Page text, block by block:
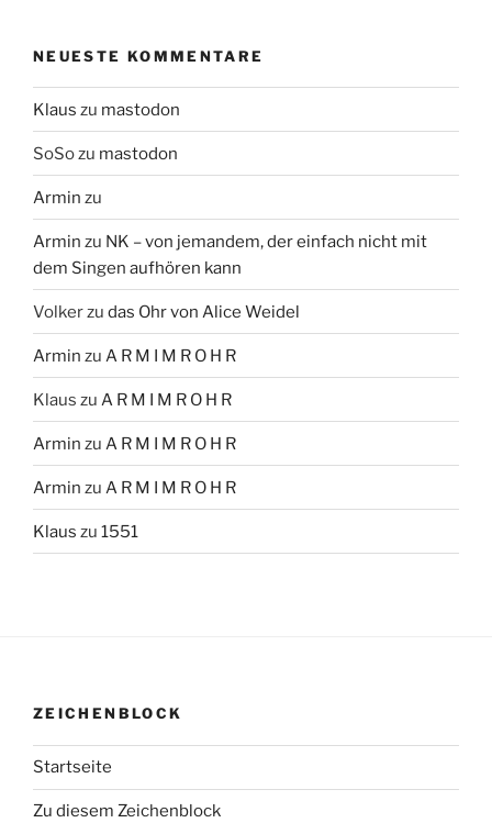
NEUESTE KOMMENTARE
Klaus zu mastodon
SoSozu mastodon
Armin zu
Armin zu NK – von jemandem, der einfach nicht mit
dem Singen aufhören kann
Volkerzu das Ohr von Alice Weidel
Armin zu A R M I M R O H R
Klaus zu A R M I M R O H R
Armin zu A R M I M R O H R
Armin zu A R M I M R O H R
Klaus zu 1551
ZEICHENBLOCK
Startseite
Zu diesem Zeichenblock